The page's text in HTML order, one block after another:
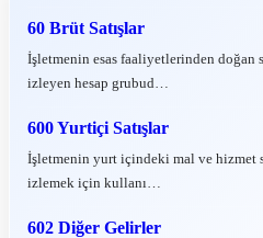
60 Brüt Satışlar
İşletmenin esas faaliyetlerinden doğan
izleyen hesap grubud…
600 Yurtiçi Satışlar
İşletmenin yurt içindeki mal ve hizmet
izlemek için kullanı…
602 Diğer Gelirler